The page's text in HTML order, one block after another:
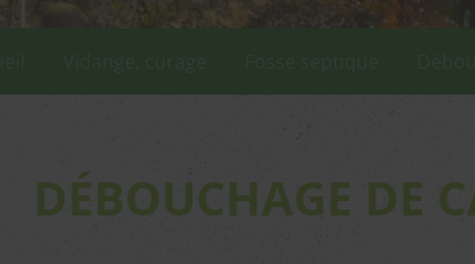
DÉBOUCHAGE DE